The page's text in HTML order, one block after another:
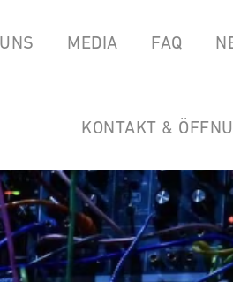
MEDIA FAQ
KONTAKT &